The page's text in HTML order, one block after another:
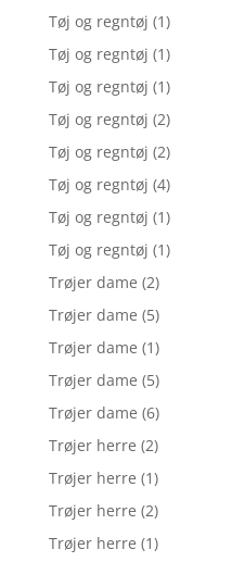
Tøj og regntøj (1)
Tøj og regntøj (1)
Tøj og regntøj (1)
Tøj og regntøj (2)
Tøj og regntøj (2)
Tøj og regntøj (4)
Tøj og regntøj (1)
Tøj og regntøj (1)
Trøjer dame (2)
Trøjer dame (5)
Trøjer dame (1)
Trøjer dame (5)
Trøjer dame (6)
Trøjer herre (2)
Trøjer herre (1)
Trøjer herre (2)
Trøjer herre (1)